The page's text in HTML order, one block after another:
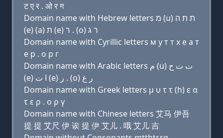
ट ए र . ओ र ग
Domain name with Hebrew letters מ (u) ת ת ה
(e) (a) ת (e) ר . (ο) ר ג
Domain name with Cyrillic letters м у т т х e a т
e р . о р г
Domain name with Arabic letters ﻡ (u) ﺕ ﺕ ﺡ
(e) ﺍ ﺕ (e) ﺭ . (o) ﺭ ﻍ
Domain name with Greek letters μ υ τ τ (h) ε α
τ ε ρ . ο ρ γ
Domain name with Chinese letters 艾马 伊吾
提 提 艾尺 伊 诶 提 伊 艾儿 . 哦 艾儿 吉